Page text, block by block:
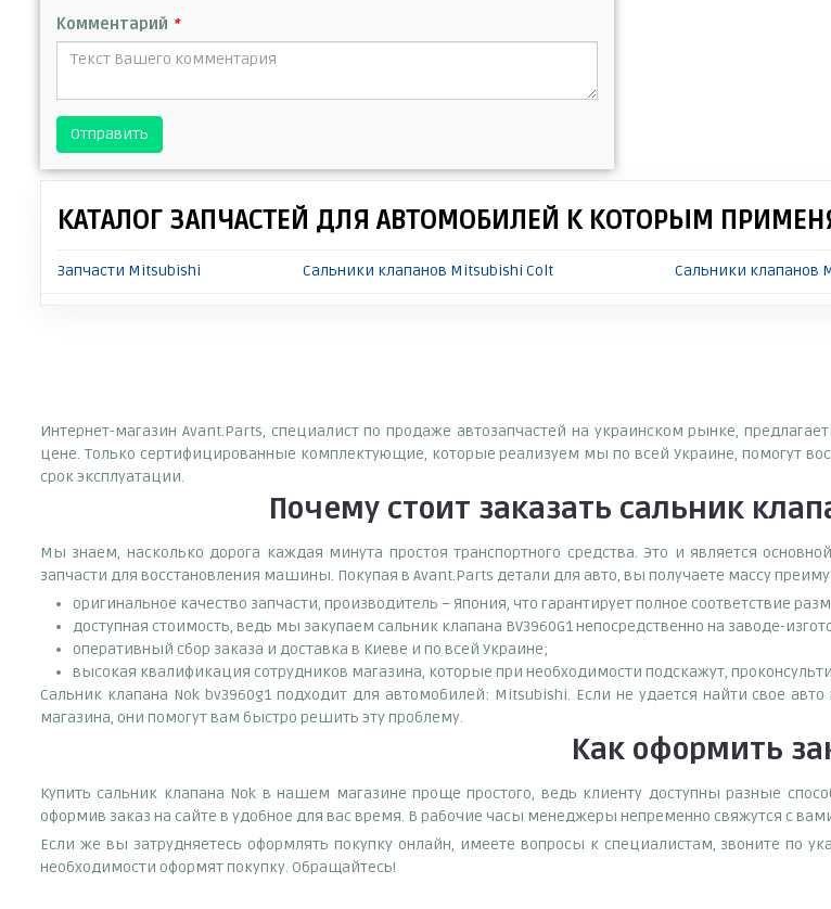
Комментарий *
Отправить
КАТАЛОГ ЗАПЧАСТЕЙ ДЛЯ АВТОМОБИЛЕЙ К КОТОРЫМ
Запчасти Mitsubishi Сальники клапанов Mitsubishi Colt Сальники клапанов
Интернет-магазин Avant.Parts, специалист по продаже автозапчастей на украинском рынке,
цене. Только сертифицированные комплектующие, которые реализуем мы по всей Украине, помогут
срок эксплуатации.
Почему стоит заказать сальник
Мы знаем, насколько дорога каждая минута простоя транспортного средства. Это и является
запчасти для восстановления машины. Покупая в Avant.Parts детали для авто, вы получаете массу
оригинальное качество запчасти, производитель – Япония, что гарантирует полное соответствие
доступная стоимость, ведь мы закупаем сальник клапана BV3960G1 непосредственно на заводе-
оперативный сбор заказа и доставка в Киеве и по всей Украине;
высокая квалификация сотрудников магазина, которые при необходимости подскажут,
Сальник клапана Nok bv3960g1 подходит для автомобилей: Mitsubishi. Если не удается найти свое
магазина, они помогут вам быстро решить эту проблему.
Как оформить
Купить сальник клапана Nok в нашем магазине проще простого, ведь клиенту доступны разные
оформив заказ на сайте в удобное для вас время. В рабочие часы менеджеры непременно свяжутся с
Если же вы затрудняетесь оформлять покупку онлайн, имеете вопросы к специалистам, звоните по
необходимости оформят покупку. Обращайтесь!